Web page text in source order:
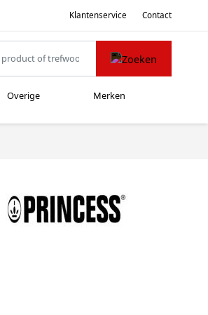
Klantenservice Contact
Overige Merken